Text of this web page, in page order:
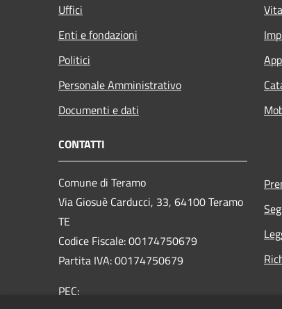
Uffici
Enti e fondazioni
Politici
Personale Amministrativo
Documenti e dati
CONTATTI
Comune di Teramo
Via Giosuè Carducci, 33, 64100 Teramo
TE
Codice Fiscale: 00174750679
Partita IVA: 00174750679
PEC: